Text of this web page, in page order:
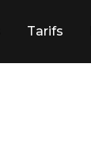
Tarifs